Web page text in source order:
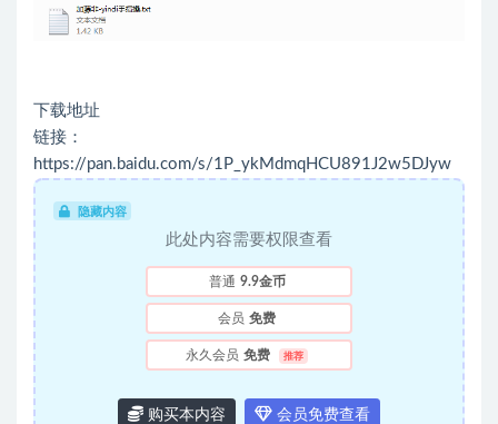
下载地址
链接：
https://pan.baidu.com/s/1P_ykMdmqHCU891J2w5DJyw
隐藏内容
此处内容需要权限查看
普通 9.9金币
会员 免费
永久会员 免费 推荐
购买本内容 会员免费查看